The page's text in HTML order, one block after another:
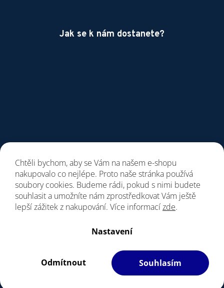
Chtěli bychom, aby se Vám na našem e-shopu
nakupovalo co nejlépe. Proto naše stránka používá
soubory cookies. Budeme rádi, pokud s nimi budete
souhlasit a umožníte nám zprostředkovat Vám ještě
lepší zážitek z nakupování. Více informacízde.
Nastavení
Odmítnout Souhlasím
bude prodejna z provozních důvodu zavřena.
Jak se k nám dostanete?
Vytvořil Shoptet
Upravit nastavení cookies
S láskou vyrobilo Filipesmedia 🧡